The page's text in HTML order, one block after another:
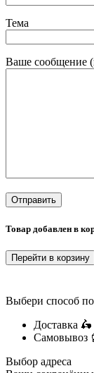
Тема
Ваше сообщение
Товар добавлен в
Перейти в корзину
Выбери способ
Доставка 🛵
Самовывоз
Выбор адреса